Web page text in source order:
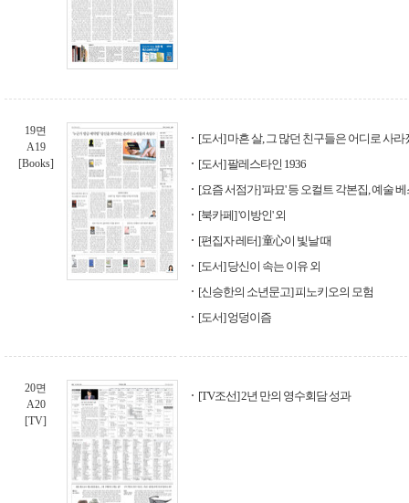
19면
A19
[Books]
[도서] 마흔 살, 그 많던 친구들은 어디로 사라
[도서] 팔레스타인 1936
[요즘 서점가] '파묘' 등 오컬트 각본집, 예술
[북카페] '이방인' 외
[편집자 레터] 童心이 빛날 때
[도서] 당신이 속는 이유 외
[신승한의 소년문고] 피노키오의 모험
[도서] 엉덩이즘
20면
A20
[TV]
[TV조선] 2년 만의 영수회담 성과